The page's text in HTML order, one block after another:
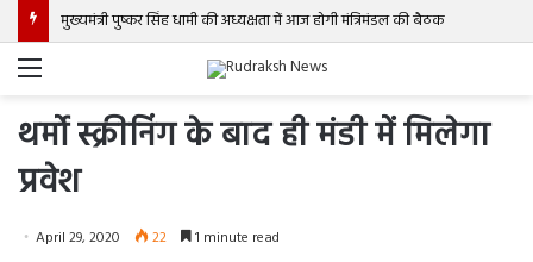
मुख्यमंत्री पुष्कर सिंह धामी की अध्यक्षता में आज होगी मंत्रिमंडल की बैठक
Menu
थर्मो स्क्रीनिंग के बाद ही मंडी में मिलेगा
प्रवेश
April 29, 2020 22 1 minute read